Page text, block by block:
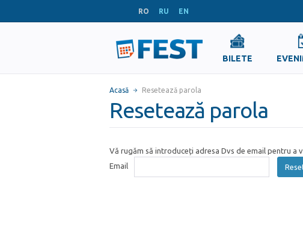
RO RU EN
BILETE
Acasă Resetează parola
Resetează parola
Vă rugăm să introduceți adresa Dvs de email pentru a
Email